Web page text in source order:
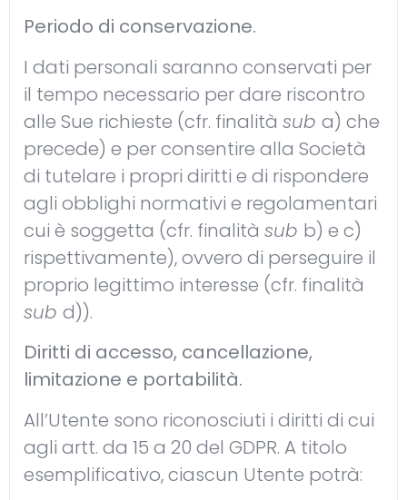
Periodo di conservazione.
I dati personali saranno conservati per
il tempo necessario per dare riscontro
alle Sue richieste (cfr. finalità sub a) che
precede) e per consentire alla Società
di tutelare i propri diritti e di rispondere
agli obblighi normativi e regolamentari
cui è soggetta (cfr. finalità sub b) e c)
rispettivamente), ovvero di perseguire il
proprio legittimo interesse (cfr. finalità
sub d)).
Diritti di accesso, cancellazione,
limitazione e portabilità.
All’Utente sono riconosciuti i diritti di cui
agli artt. da 15 a 20 del GDPR. A titolo
esemplificativo, ciascun Utente potrà: